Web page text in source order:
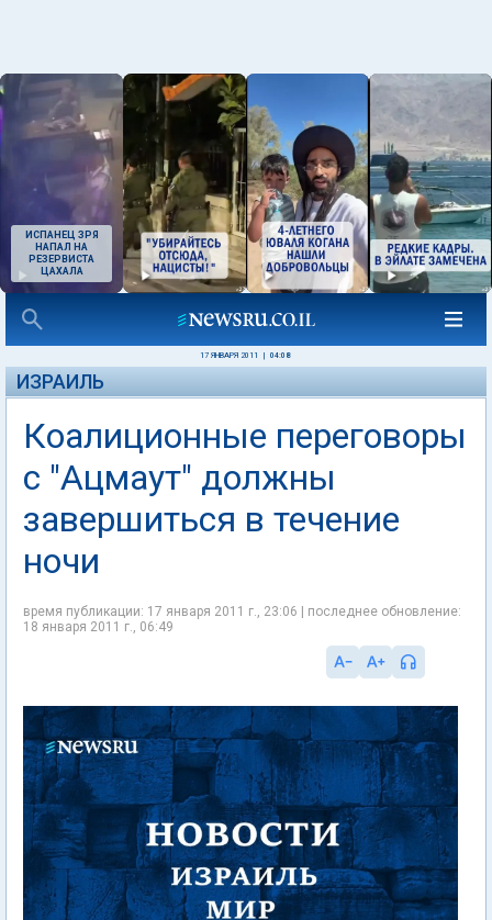
ИСПАНЕЦ ЗРЯ
НАПАЛ НА
РЕЗЕРВИСТА
ЦАХАЛА
17 ЯНВАРЯ 2011 04:08
ИЗРАИЛЬ
Коалиционные переговоры
с "Ацмаут" должны
завершиться в течение
ночи
время публикации: 17 января 2011 г., 23:06 | последнее обновление:
18 января 2011 г., 06:49